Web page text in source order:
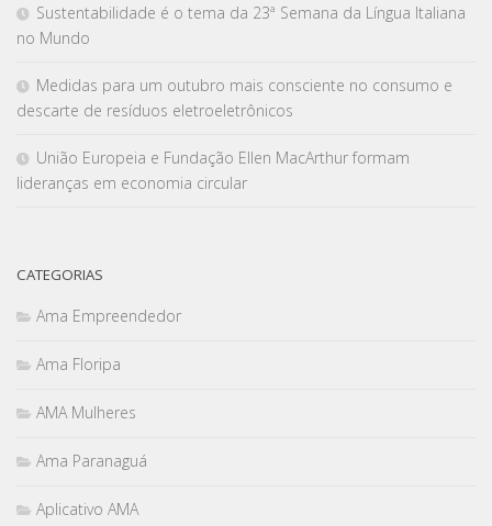
Sustentabilidade é o tema da 23ª Semana da Língua Italiana
no Mundo
Medidas para um outubro mais consciente no consumo e
descarte de resíduos eletroeletrônicos
União Europeia e Fundação Ellen MacArthur formam
lideranças em economia circular
CATEGORIAS
Ama Empreendedor
Ama Floripa
AMA Mulheres
Ama Paranaguá
Aplicativo AMA